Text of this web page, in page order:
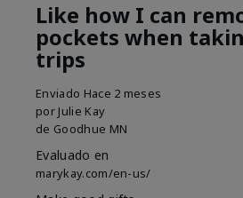
Like how I can
pockets when
trips
Enviado Hace 2 meses
por Julie Kay
de Goodhue MN
Evaluado en
marykay.com/en-us/